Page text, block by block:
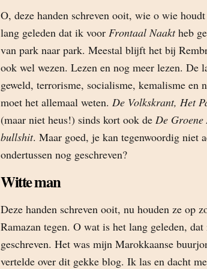
O, deze handen schreven ooit, wie o wie
lang geleden dat ik voor Frontaal Naaktheb
van park naar park. Meestal blijft het bij
ook wel wezen. Lezen en nog meer lezen. De
geweld, terrorisme, socialisme, kemalisme en
moet het allemaal weten. De Volkskrant, Het
(maar niet heus!) sinds kort ook de De Groene
bullshit. Maar goed, je kan tegenwoordig niet
ondertussen nog geschreven?
Witte man
Deze handen schreven ooit, nu houden ze op
Ramazan tegen. O wat is het lang geleden,
geschreven. Het was mijn Marokkaanse
vertelde over dit gekke blog. Ik las en dacht